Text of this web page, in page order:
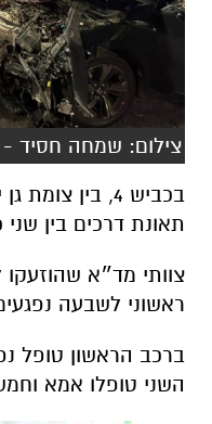
צילום: שמחה חסיד
בכביש 4, בין
תאונת דרכים בין שני
צוותי מד״א שהוזעקו
ראשוני לשבעה
ברכב הראשון טופל
השני טופלו אמא